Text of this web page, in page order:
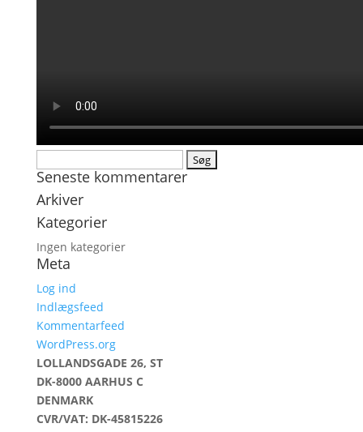
efter:
Seneste kommentarer
Arkiver
Kategorier
Ingen kategorier
Meta
Log ind
Indlægsfeed
Kommentarfeed
WordPress.org
LOLLANDSGADE 26, ST
DK-8000 AARHUS C
DENMARK
CVR/VAT: DK-45815226